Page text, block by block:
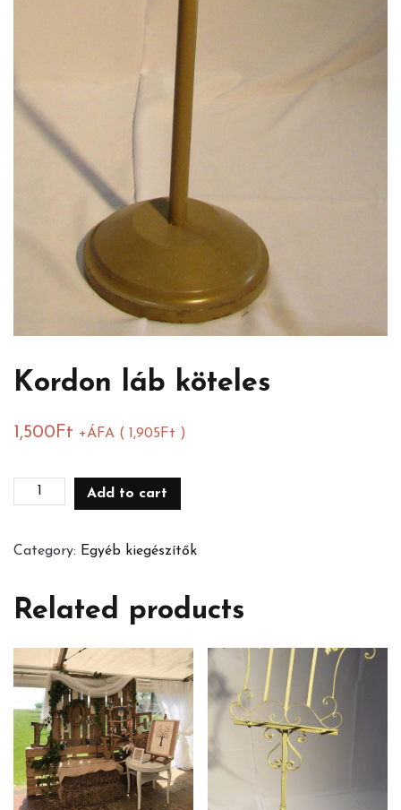
Kordon láb köteles
1,500 Ft +ÁFA ( 1,905 Ft )
Kordon
Add to cart
Category: Egyéb kiegészítők
Related products